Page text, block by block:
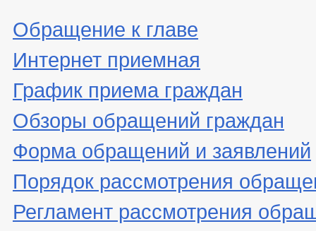
Обращение к главе
Интернет приемная
График приема граждан
Обзоры обращений граждан
Форма обращений и заявлений
Порядок рассмотрения
Регламент рассмотрения